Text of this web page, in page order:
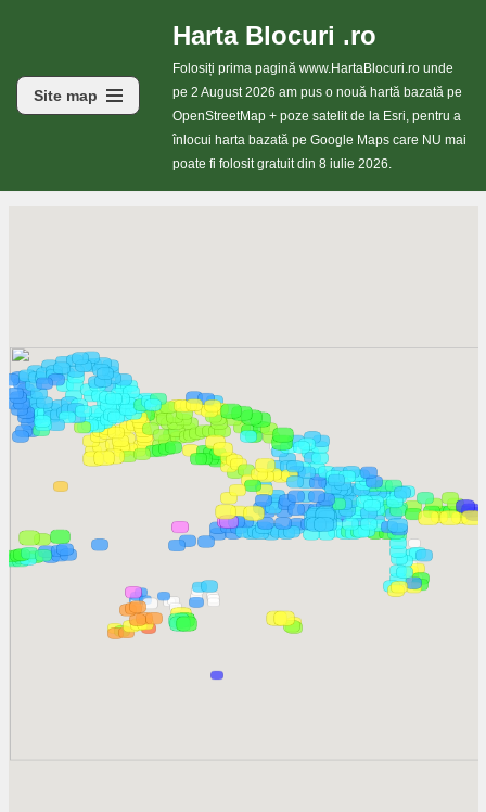
la
conținut
Site map
Harta Blocuri .ro
Folosiți prima pagină www.HartaBlocuri.ro unde
pe 2 August 2026 am pus o nouă hartă bazată pe
OpenStreetMap + poze satelit de la Esri, pentru a
înlocui harta bazată pe Google Maps care NU mai
poate fi folosit gratuit din 8 iulie 2026.